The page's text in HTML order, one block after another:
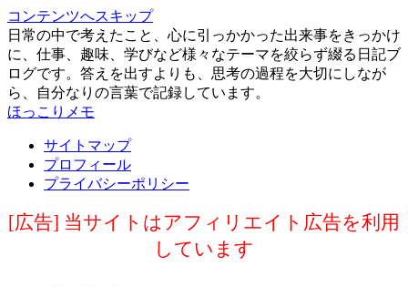
コンテンツへスキップ
日常の中で考えたこと、心に引っかかった出来事をきっかけ
に、仕事、趣味、学びなど様々なテーマを絞らず綴る日記ブ
ログです。答えを出すよりも、思考の過程を大切にしなが
ら、自分なりの言葉で記録しています。
ほっこりメモ
サイトマップ
プロフィール
プライバシーポリシー
[広告] 当サイトはアフィリエイト広告を利用
しています